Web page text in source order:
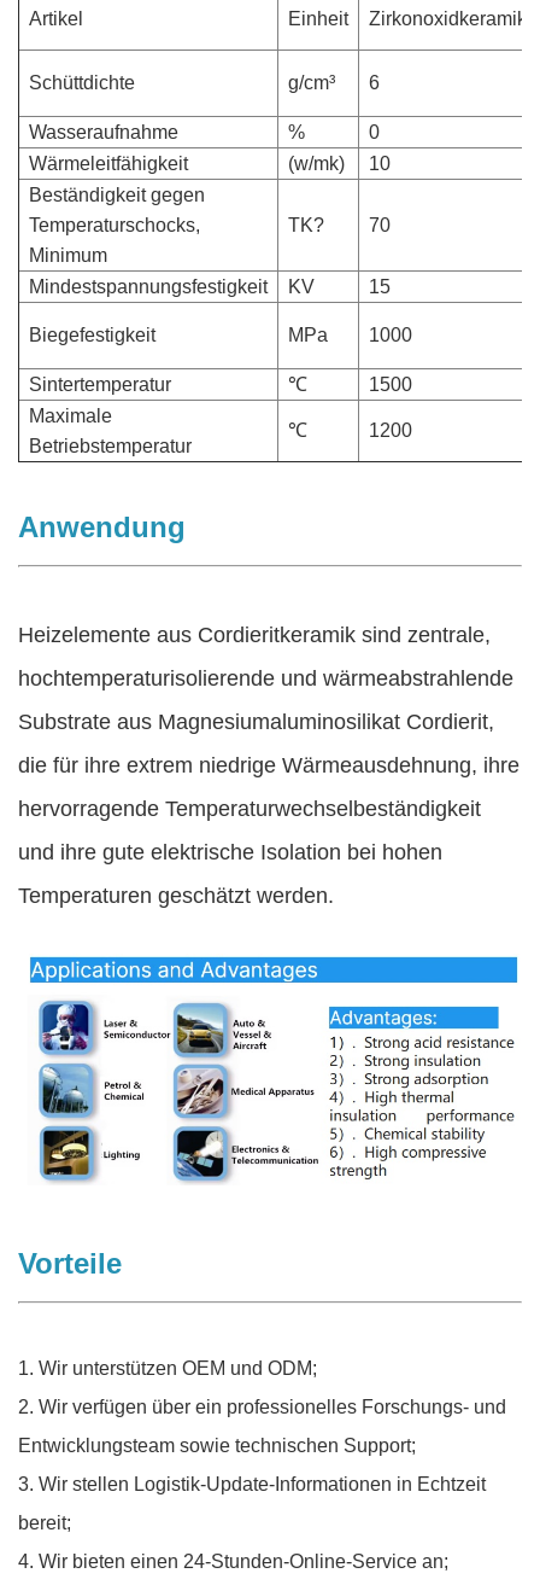
Artikel Einheit Zirkonoxidkeramik
Schüttdichte g/cm³ 6
Wasseraufnahme %
0
Wärmeleitfähigkeit
(w/mk)
10
Beständigkeit gegen
Temperaturschocks,
Minimum
TK? 70
Mindestspannungsfestigkeit KV 15
Biegefestigkeit MPa 1000
Sintertemperatur ℃
1500
Maximale
Betriebstemperatur
℃ 1200
Anwendung
Heizelemente aus Cordieritkeramik sind zentrale,
hochtemperaturisolierende und wärmeabstrahlende
Substrate aus Magnesiumaluminosilikat Cordierit,
die für ihre extrem niedrige Wärmeausdehnung, ihre
hervorragende Temperaturwechselbeständigkeit
und ihre gute elektrische Isolation bei hohen
Temperaturen geschätzt werden.
Vorteile
1. Wir unterstützen OEM und ODM;
2. Wir verfügen über ein professionelles Forschungs- und
Entwicklungsteam sowie technischen Support;
3. Wir stellen Logistik-Update-Informationen in Echtzeit
bereit;
4. Wir bieten einen 24-Stunden-Online-Service an;